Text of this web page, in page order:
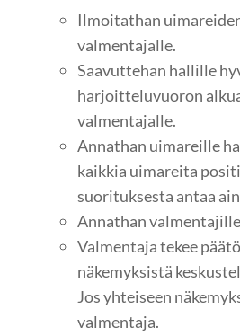
Ilmoitathan
valmentajalle.
Saavuttehan hallille
harjoitteluvuoron
valmentajalle.
Annathan uimareille
kaikkia uimareita
suorituksesta antaa
Annathan
Valmentaja tekee
näkemyksistä
Jos yhteiseen
valmentaja.